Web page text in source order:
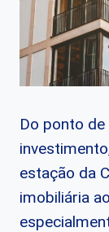
Do ponto
estação da
imobiliária